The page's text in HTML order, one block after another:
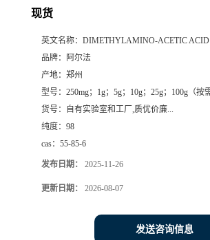
现货
英文名称： DIMETHYLAMINO-ACETIC
品牌：
阿尔法
产地： 郑州
型号： 250mg；1g；5g；10g；25g；100g（按
货号：
自有实验室和工厂,质优价廉...
纯度： 98
cas： 55-85-6
发布日期： 2025-11-26
更新日期： 2026-08-07
发送咨询信息